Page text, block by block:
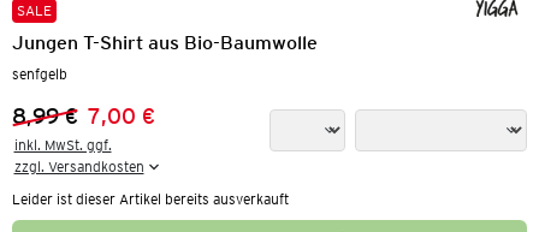
SALE
Jungen T-Shirt aus Bio-Baumwolle
senfgelb
Vorheriger Preis:
8,99 €
Neuer Preis:
7,00 €
inkl. MwSt. ggf.
zzgl. Versandkosten
Leider ist dieser Artikel bereits ausverkauft